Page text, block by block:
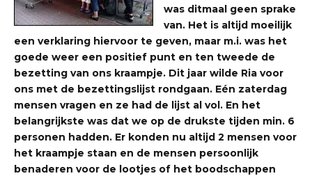
was ditmaal geen sprake
van. Het is altijd moeilijk
een verklaring hiervoor te geven, maar m.i. was het
goede weer een positief punt en ten tweede de
bezetting van ons kraampje. Dit jaar wilde Ria voor
ons met de bezettingslijst rondgaan. Eén zaterdag
mensen vragen en ze had de lijst al vol. En het
belangrijkste was dat we op de drukste tijden min. 6
personen hadden. Er konden nu altijd 2 mensen voor
het kraampje staan en de mensen persoonlijk
benaderen voor de lootjes of het boodschappen